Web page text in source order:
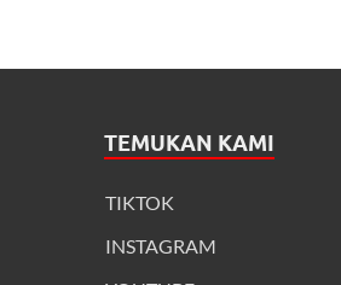
TEMUKAN KAMI
TIKTOK
INSTAGRAM